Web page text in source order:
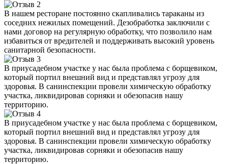
В нашем ресторане постоянно скапливались тараканы из
соседних нежилых помещений. Дезобработка заключили с
нами договор на регулярную обработку, что позволило нам
избавиться от вредителей и поддерживать высокий уровень
санитарной безопасности.
В приусадебном участке у нас была проблема с борщевиком,
который портил внешний вид и представлял угрозу для
здоровья. В санинспекции провели химическую обработку
участка, ликвидировав сорняки и обезопасив нашу
территорию.
В приусадебном участке у нас была проблема с борщевиком,
который портил внешний вид и представлял угрозу для
здоровья. В санинспекции провели химическую обработку
участка, ликвидировав сорняки и обезопасив нашу
территорию.